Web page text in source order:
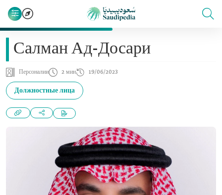
Салман Ад-Досари
Персоналии 2 мин 19/06/2023
Должностные лица